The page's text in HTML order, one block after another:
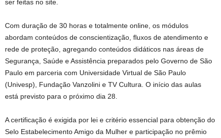
ser feitas no site.
Com duração de 30 horas e totalmente online, os módulos
abordam conteúdos de conscientização, fluxos de atendimento e
rede de proteção, agregando conteúdos didáticos nas áreas de
Segurança, Saúde e Assistência preparados pelo Governo de São
Paulo em parceria com Universidade Virtual de São Paulo
(Univesp), Fundação Vanzolini e TV Cultura. O início das aulas
está previsto para o próximo dia 28.
A certificação é exigida por lei e critério essencial para obtenção do
Selo Estabelecimento Amigo da Mulher e participação no prêmio